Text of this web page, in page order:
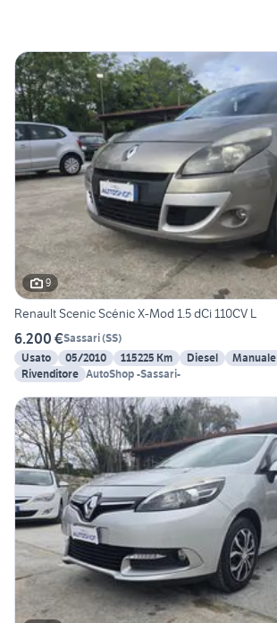
9
Renault Scenic Scénic X-Mod 1.5 dCi 110CV L
6.200 €Sassari(SS)
Usato
05/2010 115225 Km Diesel Manuale
Rivenditore AutoShop -Sassari-